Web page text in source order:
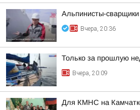
Альпинисты-
Вчера, 20:36
Только за прошлую
Вчера, 20:09
Для КМНС на